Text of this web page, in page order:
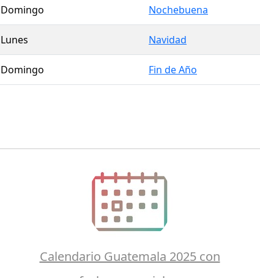
Domingo Nochebuena
Lunes Navidad
Domingo Fin de Año
Calendario Guatemala 2025 con